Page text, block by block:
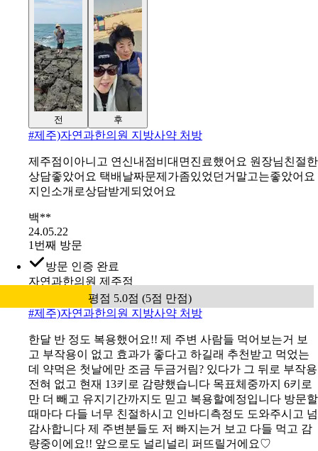
전 후
#제주)자연과한의원 지방사약 처방
제주점이아니고 연신내점비대면진료했어요 원장님친절한
상담좋았어요 택배날짜문제가좀있었던거말고는좋았어요
지인소개로상담받게되었어요
백**
24.05.22
1번째 방문
방문 인증 완료
자연과한의원 제주점
평점 5.0점 (5점 만점)
#제주)자연과한의원 지방사약 처방
한달 반 정도 복용했어요!! 제 주변 사람들 먹어보는거 보
고 부작용이 없고 효과가 좋다고 하길래 추천받고 먹었는
데 약먹은 첫날에만 조금 두금거림? 있다가 그 뒤로 부작용
전혀 없고 현재 13키로 감량했습니다 목표체중까지 6키로
만 더 빼고 유지기간까지도 믿고 복용할예정입니다 방문할
때마다 다들 너무 친절하시고 인바디측정도 도와주시고 넘
감사합니다 제 주변분들도 저 빠지는거 보고 다들 먹고 감
량중이에요!! 앞으로도 널리널리 퍼뜨릴거에요♡